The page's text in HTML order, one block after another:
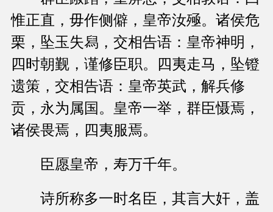
惟正直，毋作侧僻，皇帝汝殛。诸侯危
栗，坠玉失舄，交相告语：皇帝神明，
四时朝觐，谨修臣职。四夷走马，坠镫
遗策，交相告语：皇帝英武，解兵修
贡，永为属国。皇帝一举，群臣慑焉，
诸侯畏焉，四夷服焉。
臣愿皇帝，寿万千年。
诗所称多一时名臣，其言大奸，盖